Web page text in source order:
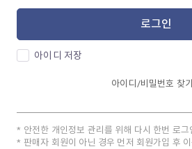
로그인
아이디 저장
아이디/비밀번호 찾기
안전한 개인정보 관리를 위해 다시 한번 로그
판매자 회원이 아닌 경우 먼저 회원가입 후